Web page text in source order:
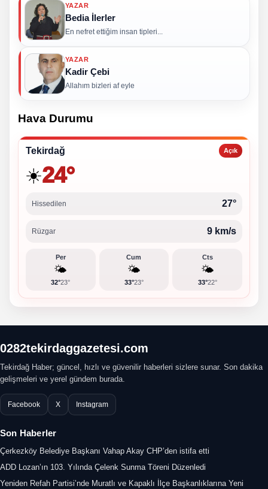
YAZAR
Bedia İlerler
En nefret ettiğim insan tipleri...
YAZAR
Kadir Çebi
Allahım bizleri af eyle
Hava Durumu
Tekirdağ Açık
☀️24°
Hissedilen 27°
Rüzgar 9 km/s
Per
🌤️
32°23°
Cum
🌤️
33°23°
Cts
🌤️
33°22°
0282tekirdaggazetesi.com
Tekirdağ Haber; güncel, hızlı ve güvenilir haberleri sizlere sunar. Son dakika
gelişmeleri ve yerel gündem burada.
Facebook X Instagram
Son Haberler
Çerkezköy Belediye Başkanı Vahap Akay CHP’den istifa etti
ADD Lozan’ın 103. Yılında Çelenk Sunma Töreni Düzenledi
Yeniden Refah Partisi’nde Muratlı ve Kapaklı İlçe Başkanlıklarına Yeni